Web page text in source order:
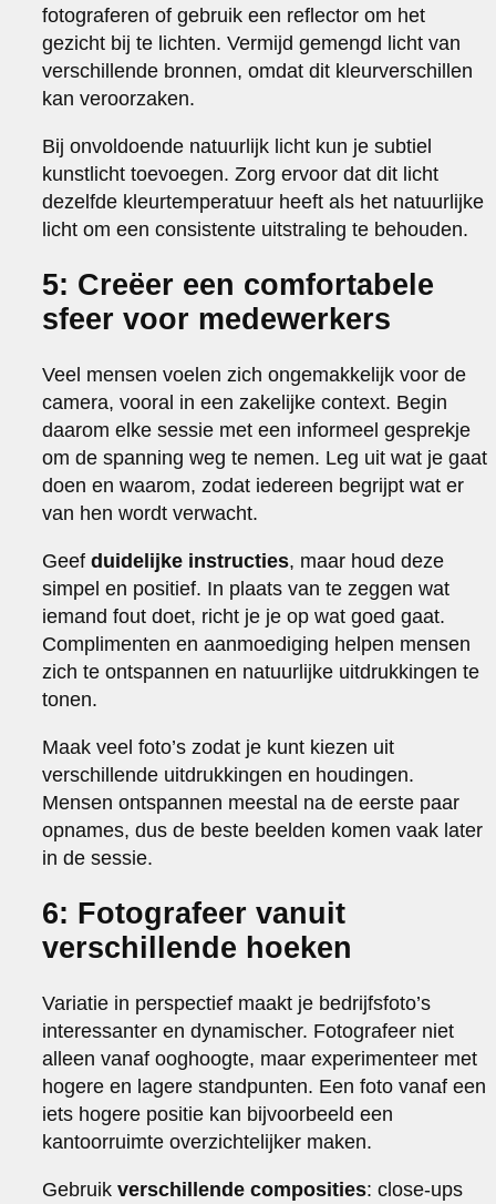
fotograferen of gebruik een reflector om het
gezicht bij te lichten. Vermijd gemengd licht van
verschillende bronnen, omdat dit kleurverschillen
kan veroorzaken.
Bij onvoldoende natuurlijk licht kun je subtiel
kunstlicht toevoegen. Zorg ervoor dat dit licht
dezelfde kleurtemperatuur heeft als het natuurlijke
licht om een consistente uitstraling te behouden.
5: Creëer een comfortabele
sfeer voor medewerkers
Veel mensen voelen zich ongemakkelijk voor de
camera, vooral in een zakelijke context. Begin
daarom elke sessie met een informeel gesprekje
om de spanning weg te nemen. Leg uit wat je gaat
doen en waarom, zodat iedereen begrijpt wat er
van hen wordt verwacht.
Geefduidelijke instructies, maar houd deze
simpel en positief. In plaats van te zeggen wat
iemand fout doet, richt je je op wat goed gaat.
Complimenten en aanmoediging helpen mensen
zich te ontspannen en natuurlijke uitdrukkingen te
tonen.
Maak veel foto’s zodat je kunt kiezen uit
verschillende uitdrukkingen en houdingen.
Mensen ontspannen meestal na de eerste paar
opnames, dus de beste beelden komen vaak later
in de sessie.
6: Fotografeer vanuit
verschillende hoeken
Variatie in perspectief maakt je bedrijfsfoto’s
interessanter en dynamischer. Fotografeer niet
alleen vanaf ooghoogte, maar experimenteer met
hogere en lagere standpunten. Een foto vanaf een
iets hogere positie kan bijvoorbeeld een
kantoorruimte overzichtelijker maken.
Gebruikverschillende composities: close-ups